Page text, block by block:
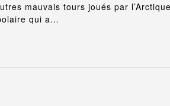
mauvais tours joués par
qui a…